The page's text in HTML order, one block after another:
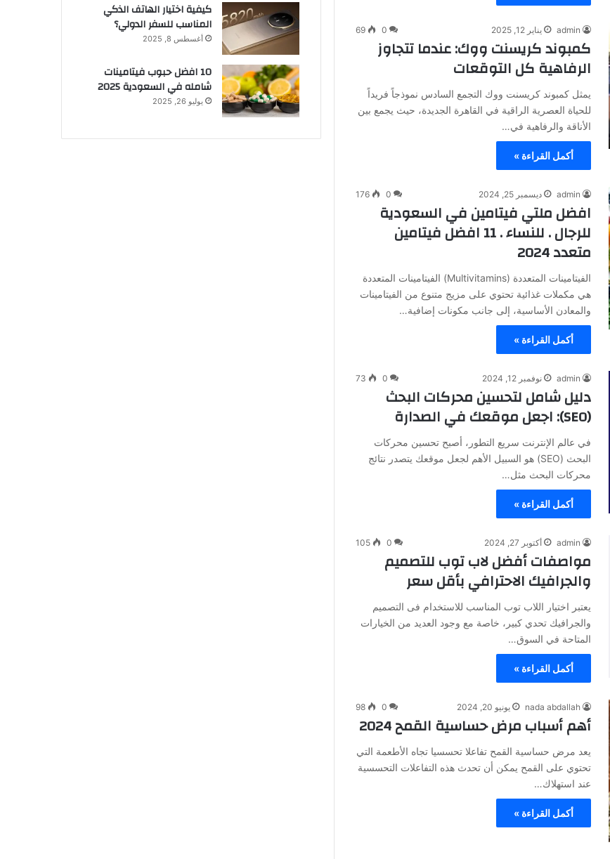
admin يناير 12, 2025 0
69
كمبوند كريسنت ووك: عندما تتجاوز
الرفاهية كل التوقعات
يمثل كمبوند كريسنت ووك التجمع السادس نموذجاً فريداً
للحياة العصرية الراقية في القاهرة الجديدة، حيث يجمع بين
الأناقة والرفاهية في…
أكمل القراءة »
admin ديسمبر 25, 2024 0
176
افضل ملتي فيتامين في السعودية
للرجال​ . للنساء . 11 افضل فيتامين
متعدد​ 2024
الفيتامينات المتعددة (Multivitamins) الفيتامينات المتعددة
هي مكملات غذائية تحتوي على مزيج متنوع من الفيتامينات
والمعادن الأساسية، إلى جانب مكونات إضافية…
أكمل القراءة »
admin نوفمبر 12, 2024 0
73
دليل شامل لتحسين محركات البحث
(SEO): اجعل موقعك في الصدارة
في عالم الإنترنت سريع التطور، أصبح تحسين محركات
البحث (SEO) هو السبيل الأهم لجعل موقعك يتصدر نتائج
محركات البحث مثل…
أكمل القراءة »
admin أكتوبر 27, 2024 0
105
مواصفات أفضل لاب توب للتصميم
والجرافيك الاحترافي بأقل سعر
يعتبر اختيار اللاب توب المناسب للاستخدام فى التصميم
والجرافيك تحدي كبير، خاصة مع وجود العديد من الخيارات
المتاحة في السوق…
أكمل القراءة »
nada abdallah يونيو 20, 2024 0
98
أهم أسباب مرض حساسية القمح 2024
يعد مرض حساسية القمح تفاعلا تحسسيا تجاه الأطعمة التي
تحتوي على القمح يمكن أن تحدث هذه التفاعلات التحسسية
عند استهلاك…
أكمل القراءة »
كيفية اختيار الهاتف الذكي
المناسب للسفر الدولي؟
أغسطس 8, 2025
10 افضل حبوب فيتامينات
شامله​ في السعودية 2025
يوليو 26, 2025